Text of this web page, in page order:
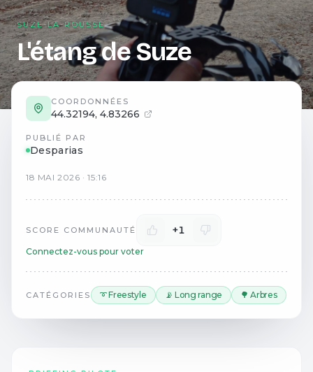
SUZE-LA-ROUSSE
L'étang de Suze
COORDONNÉES
44.32194, 4.83266
PUBLIÉ PAR
Desparias
18 MAI 2026 ·15:16
SCORE COMMUNAUTÉ +1
Connectez-vous pour voter
CATÉGORIES ➰ Freestyle 📡 Long range 🌳 Arbres